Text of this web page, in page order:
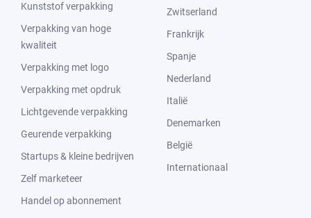
Kunststof verpakking
Verpakking van hoge
kwaliteit
Verpakking met logo
Verpakking met opdruk
Lichtgevende verpakking
Geurende verpakking
Startups & kleine bedrijven
Zelf marketeer
Handel op abonnement
Zwitserland
Frankrijk
Spanje
Nederland
Italië
Denemarken
België
Internationaal